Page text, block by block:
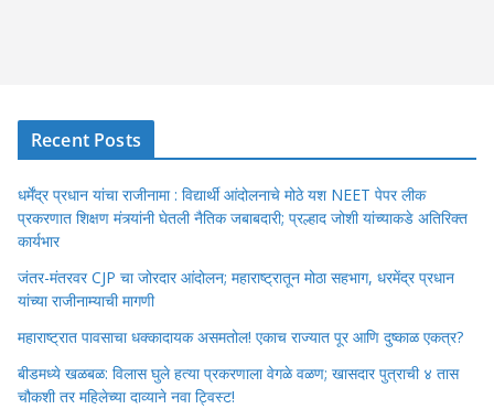
Recent Posts
धर्मेंद्र प्रधान यांचा राजीनामा : विद्यार्थी आंदोलनाचे मोठे यश NEET पेपर लीक
प्रकरणात शिक्षण मंत्र्यांनी घेतली नैतिक जबाबदारी; प्रल्हाद जोशी यांच्याकडे अतिरिक्त
कार्यभार
जंतर-मंतरवर CJP चा जोरदार आंदोलन; महाराष्ट्रातून मोठा सहभाग, धरमेंद्र प्रधान
यांच्या राजीनाम्याची मागणी
महाराष्ट्रात पावसाचा धक्कादायक असमतोल! एकाच राज्यात पूर आणि दुष्काळ एकत्र?
बीडमध्ये खळबळ: विलास घुले हत्या प्रकरणाला वेगळे वळण; खासदार पुत्राची ४ तास
चौकशी तर महिलेच्या दाव्याने नवा ट्विस्ट!